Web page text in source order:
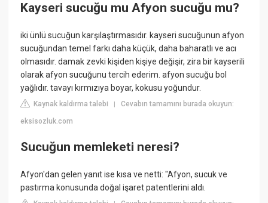
Kayseri sucuğu mu Afyon sucuğu mu?
iki ünlü sucuğun karşılaştırmasıdır. kayseri sucuğunun afyon
sucuğundan temel farkı daha küçük, daha baharatlı ve acı
olmasıdır. damak zevki kişiden kişiye değişir, zira bir kayserili
olarak afyon sucuğunu tercih ederim. afyon sucuğu bol
yağlıdır. tavayı kırmızıya boyar, kokusu yoğundur.
Kaynak kaldırma talebi |Cevabın tamamını burada okuyun:
eksisozluk.com
Sucuğun memleketi neresi?
Afyon'dan gelen yanıt ise kısa ve netti: "Afyon, sucuk ve
pastırma konusunda doğal işaret patentlerini aldı.